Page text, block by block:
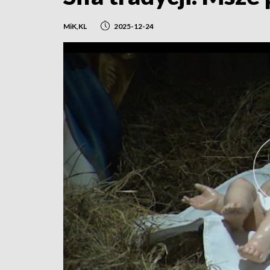
MiK,KL 2025-12-24